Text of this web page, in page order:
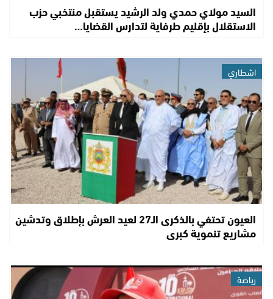
السيد مولاي حمدي ولد الرشيد يستقبل منتخبي حزب
الاستقلال بإقليم طرفاية لتدارس القضايا…
اشطاري
العيون تحتفي بالذكرى الـ27 لعيد العرش بإطلاق وتدشين
مشاريع تنموية كبرى
رياضة